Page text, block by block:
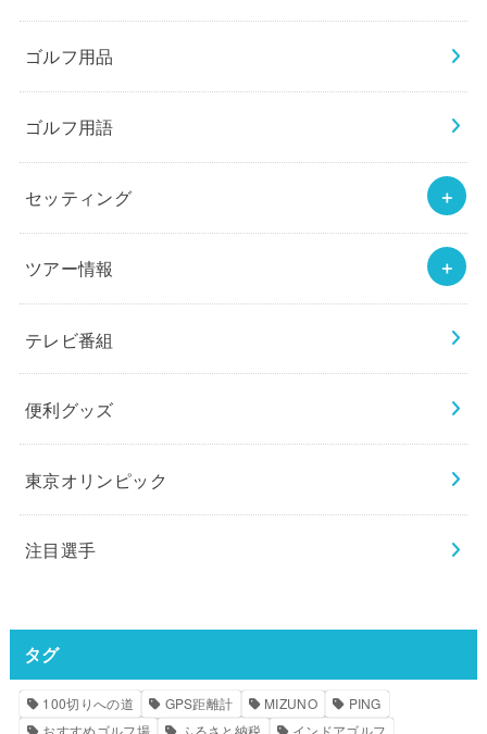
ゴルフ用品
ゴルフ用語
セッティング
ツアー情報
テレビ番組
便利グッズ
東京オリンピック
注目選手
タグ
100切りへの道 GPS距離計 MIZUNO
PING
おすすめゴルフ場
ふるさと納税 インドアゴルフ